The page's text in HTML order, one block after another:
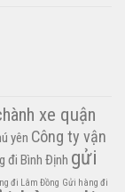
xe quận
yên Công ty vận
đi Bình Định gửi
đi Lâm Đồng Gửi hàng đi